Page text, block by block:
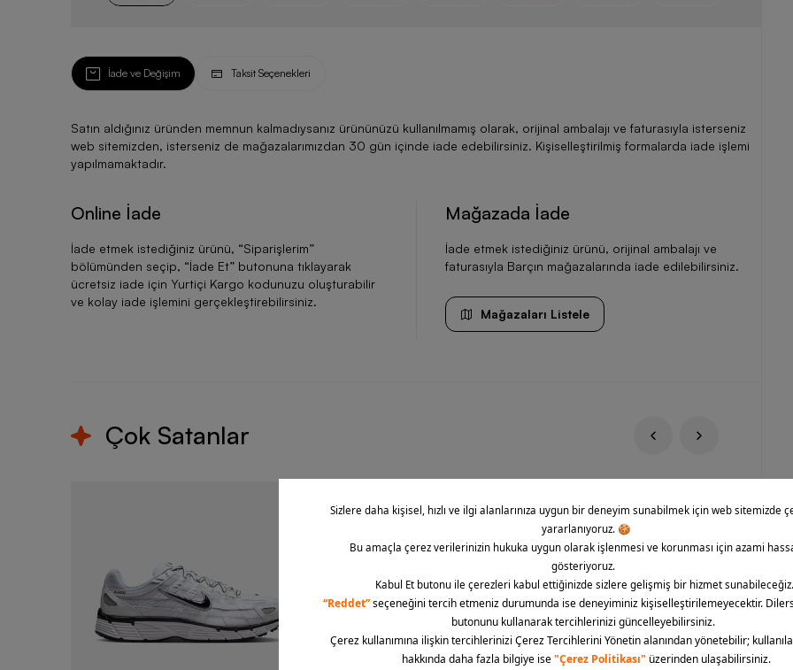
İade ve Değişim Taksit Seçenekleri
Satın aldığınız üründen memnun kalmadıysanız ürününüzü kullanılmamış olarak, orijinal ambalajı ve faturasıyla isterseniz
web sitemizden, isterseniz de mağazalarımızdan 30 gün içinde iade edebilirsiniz. Kişiselleştirilmiş formalarda iade işlemi
yapılmamaktadır.
Online İade
İade etmek istediğiniz ürünü, “Siparişlerim”
bölümünden seçip, “İade Et” butonuna tıklayarak
ücretsiz iade için Yurtiçi Kargo kodunuzu oluşturabilir
ve kolay iade işlemini gerçekleştirebilirsiniz.
Mağazada İade
İade etmek istediğiniz ürünü, orijinal ambalajı ve
faturasıyla Barçın mağazalarında iade edilebilirsiniz.
Mağazaları Listele
Çok Satanlar